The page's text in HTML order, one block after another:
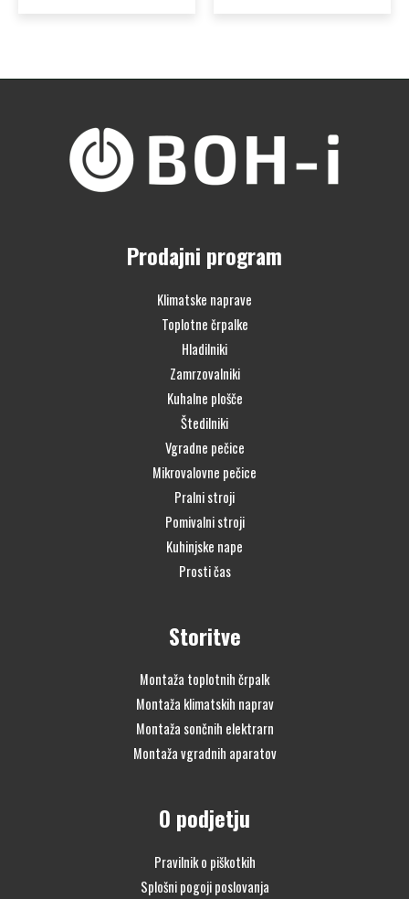
Prodajni program
Klimatske naprave
Toplotne črpalke
Hladilniki
Zamrzovalniki
Kuhalne plošče
Štedilniki
Vgradne pečice
Mikrovalovne pečice
Pralni stroji
Pomivalni stroji
Kuhinjske nape
Prosti čas
Storitve
Montaža toplotnih črpalk
Montaža klimatskih naprav
Montaža sončnih elektrarn
Montaža vgradnih aparatov
O podjetju
Pravilnik o piškotkih
Splošni pogoji poslovanja